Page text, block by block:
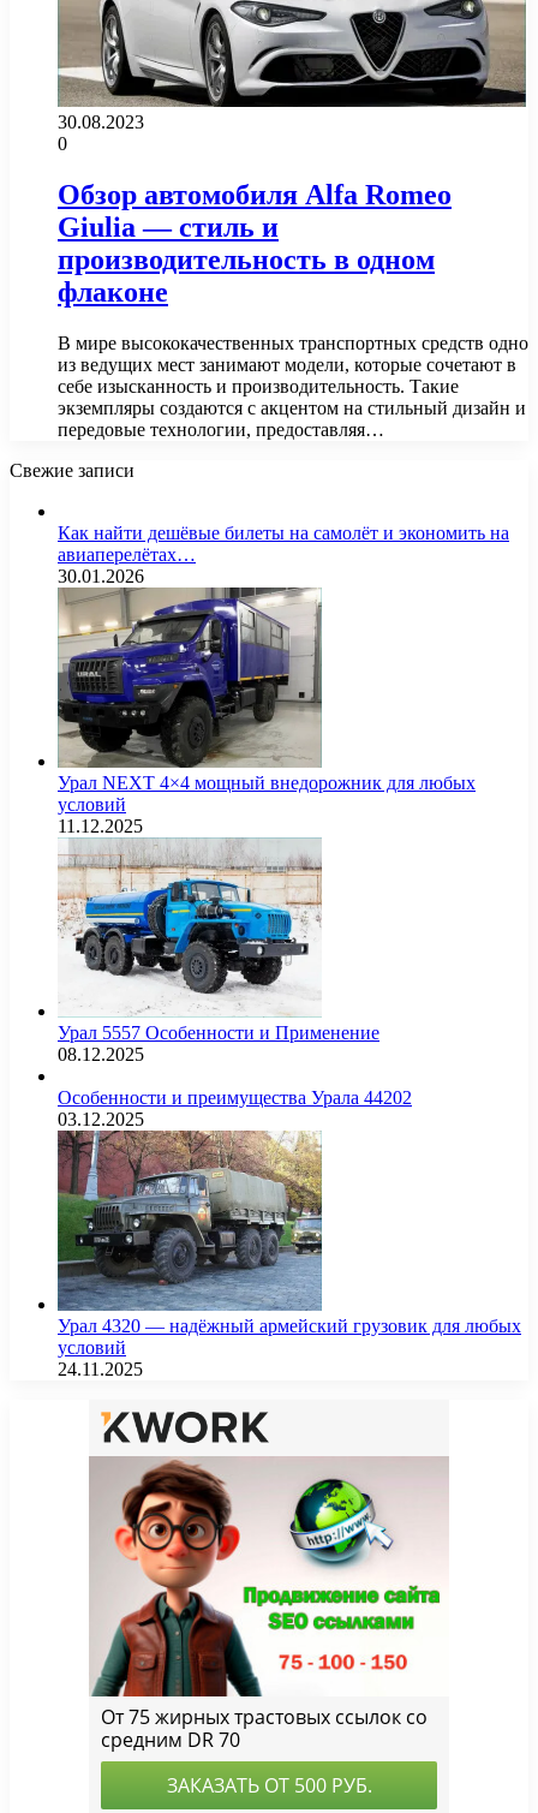
30.08.2023
0
Обзор автомобиля Alfa Romeo
Giulia — стиль и
производительность в одном
флаконе
В мире высококачественных транспортных средств одно
из ведущих мест занимают модели, которые сочетают в
себе изысканность и производительность. Такие
экземпляры создаются с акцентом на стильный дизайн и
передовые технологии, предоставляя…
Свежие записи
Как найти дешёвые билеты на самолёт и экономить на
авиаперелётах…
30.01.2026
Урал NEXT 4×4 мощный внедорожник для любых
условий
11.12.2025
Урал 5557 Особенности и Применение
08.12.2025
Особенности и преимущества Урала 44202
03.12.2025
Урал 4320 — надёжный армейский грузовик для любых
условий
24.11.2025